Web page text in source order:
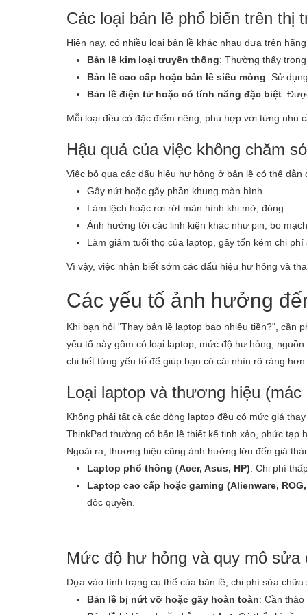
Các loại bản lề phổ biến trên thị
Hiện nay, có nhiều loại bản lề khác nhau dựa trên
Bản lề kim loại truyền thống: Thường thấy
Bản lề cao cấp hoặc bản lề siêu mỏng: Sử
Bản lề điện tử hoặc có tính năng đặc biệt:
Mỗi loại đều có đặc điểm riêng, phù hợp với từng nhu
Hậu quả của việc không chăm
Việc bỏ qua các dấu hiệu hư hỏng ở bản lề có thể
Gây nứt hoặc gãy phần khung màn hình.
Làm lệch hoặc rơi rớt màn hình khi mở, đóng.
Ảnh hưởng tới các linh kiện khác như pin, bo
Làm giảm tuổi thọ của laptop, gây tốn kém chi
Vì vậy, việc nhận biết sớm các dấu hiệu hư hỏng và
Các yếu tố ảnh hưởng
Khi bạn hỏi "Thay bản lề laptop bao nhiêu tiền?", cần
yếu tố này gồm có loại laptop, mức độ hư hỏng,
chi tiết từng yếu tố để giúp bạn có cái nhìn rõ ràng
Loại laptop và thương hiệu (mác
Không phải tất cả các dòng laptop đều có mức giá
ThinkPad thường có bản lề thiết kế tinh xảo, phức tạp
Ngoài ra, thương hiệu cũng ảnh hưởng lớn đến giá
Laptop phổ thông (Acer, Asus, HP): Chi phí
Laptop cao cấp hoặc gaming (Alienware,
độc quyền.
Mức độ hư hỏng và quy mô sửa
Dựa vào tình trạng cụ thể của bản lề, chi phí sửa
Bản lề bị nứt vỡ hoặc gãy hoàn toàn: Cần